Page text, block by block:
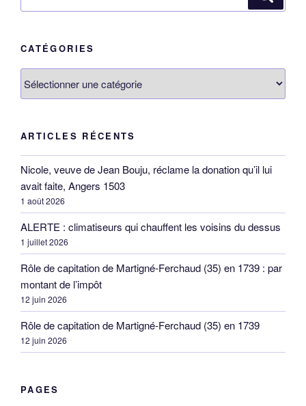
montant de l’impôt
Rôle de capitation de Martigné-Ferchaud (35) en 1739
Cartes postales
Guide et charte du blog
Mesures anciennes
Métiers
Ouvrages numérisés
VIVRE SANS EPAULES